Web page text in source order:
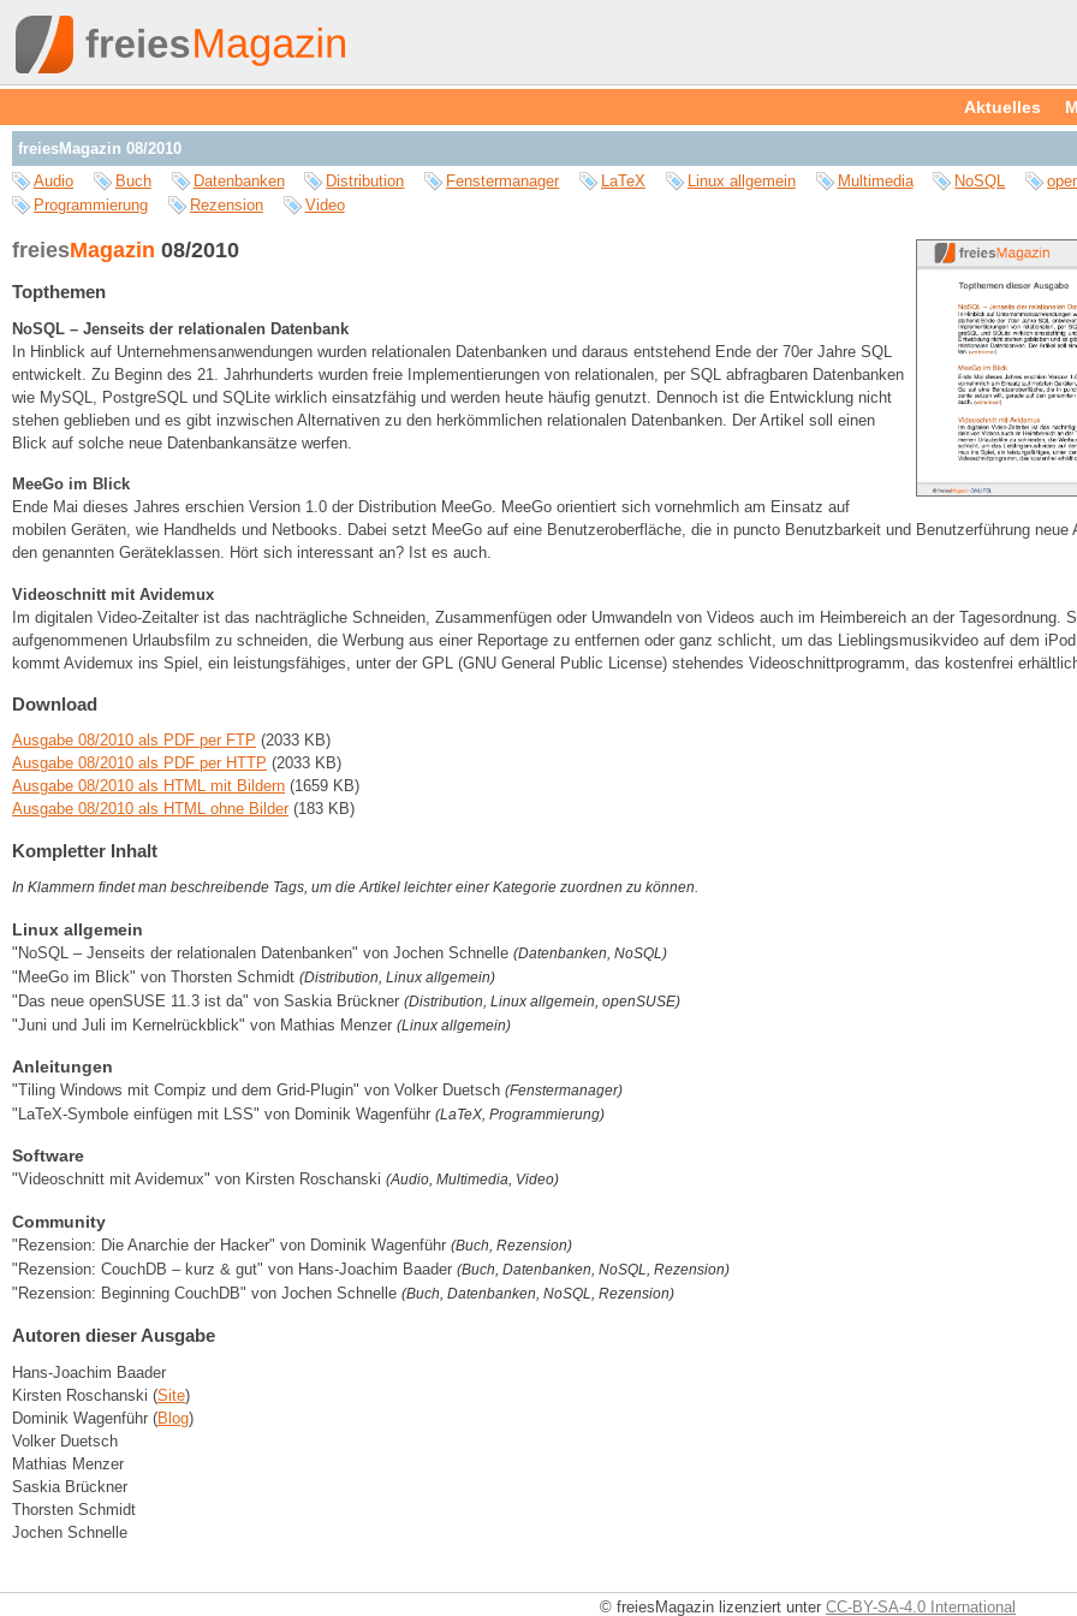
Aktuelles
freiesMagazin 08/2010
Audio
Buch Datenbanken Distribution Fenstermanager LaTeX Linux allgemein Multimedia NoSQL
Programmierung
Rezension Video
freiesMagazin 08/2010
Topthemen
NoSQL – Jenseits der relationalen Datenbank
In Hinblick auf Unternehmensanwendungen wurden relationalen Datenbanken und daraus entstehend Ende der 70er Jahre SQL
entwickelt. Zu Beginn des 21. Jahrhunderts wurden freie Implementierungen von relationalen, per SQL abfragbaren Datenbanken
wie MySQL, PostgreSQL und SQLite wirklich einsatzfähig und werden heute häufig genutzt. Dennoch ist die Entwicklung nicht
stehen geblieben und es gibt inzwischen Alternativen zu den herkömmlichen relationalen Datenbanken. Der Artikel soll einen
Blick auf solche neue Datenbankansätze werfen.
MeeGo im Blick
Ende Mai dieses Jahres erschien Version 1.0 der Distribution MeeGo. MeeGo orientiert sich vornehmlich am Einsatz auf
mobilen Geräten, wie Handhelds und Netbooks. Dabei setzt MeeGo auf eine Benutzeroberfläche, die in puncto Benutzbarkeit und Benutzerführung
den genannten Geräteklassen. Hört sich interessant an? Ist es auch.
Videoschnitt mit Avidemux
Im digitalen Video-Zeitalter ist das nachträgliche Schneiden, Zusammenfügen oder Umwandeln von Videos auch im Heimbereich an der Tagesordnung.
aufgenommenen Urlaubsfilm zu schneiden, die Werbung aus einer Reportage zu entfernen oder ganz schlicht, um das Lieblingsmusikvideo auf dem
kommt Avidemux ins Spiel, ein leistungsfähiges, unter der GPL (GNU General Public License) stehendes Videoschnittprogramm, das kostenfrei
Download
Ausgabe 08/2010 als PDF per FTP (2033 KB)
Ausgabe 08/2010 als PDF per HTTP (2033 KB)
Ausgabe 08/2010 als HTML mit Bildern (1659 KB)
Ausgabe 08/2010 als HTML ohne Bilder(183 KB)
Kompletter Inhalt
In Klammern findet man beschreibende Tags, um die Artikel leichter einer Kategorie zuordnen zu können.
Linux allgemein
"NoSQL – Jenseits der relationalen Datenbanken" von Jochen Schnelle (Datenbanken, NoSQL)
"MeeGo im Blick" von Thorsten Schmidt (Distribution, Linux allgemein)
"Das neue openSUSE 11.3 ist da" von Saskia Brückner (Distribution, Linux allgemein, openSUSE)
"Juni und Juli im Kernelrückblick" von Mathias Menzer (Linux allgemein)
Anleitungen
"Tiling Windows mit Compiz und dem Grid-Plugin" von Volker Duetsch (Fenstermanager)
"LaTeX-Symbole einfügen mit LSS" von Dominik Wagenführ (LaTeX, Programmierung)
Software
"Videoschnitt mit Avidemux" von Kirsten Roschanski (Audio, Multimedia, Video)
Community
"Rezension: Die Anarchie der Hacker" von Dominik Wagenführ (Buch, Rezension)
"Rezension: CouchDB – kurz & gut" von Hans-Joachim Baader (Buch, Datenbanken, NoSQL, Rezension)
"Rezension: Beginning CouchDB" von Jochen Schnelle (Buch, Datenbanken, NoSQL, Rezension)
Autoren dieser Ausgabe
Hans-Joachim Baader
Kirsten Roschanski (Site)
Dominik Wagenführ (Blog)
Volker Duetsch
Mathias Menzer
Saskia Brückner
Thorsten Schmidt
Jochen Schnelle
© freiesMagazin lizenziert unter CC-BY-SA-4.0 International